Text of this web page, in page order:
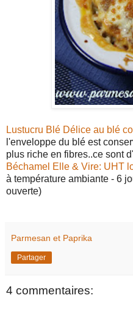
Lustucru Blé Délice au blé
l'enveloppe du blé est
plus riche en fibres..ce sont
Béchamel Elle & Vire: UHT
à température ambiante - 6
ouverte)
Parmesan et Paprika
Partager
4 commentaires: